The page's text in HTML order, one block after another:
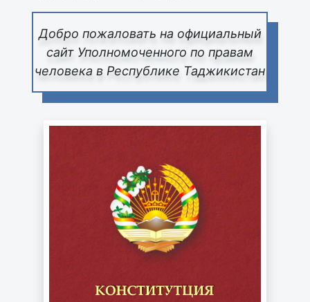
Добро пожаловать на официальный
сайт Уполномоченного по правам
человека в Республике Таджикистан